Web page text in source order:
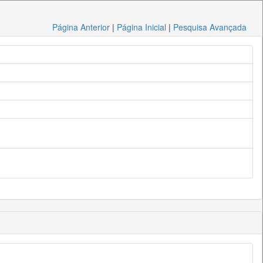
Página Anterior | Página Inicial | Pesquisa Avançada